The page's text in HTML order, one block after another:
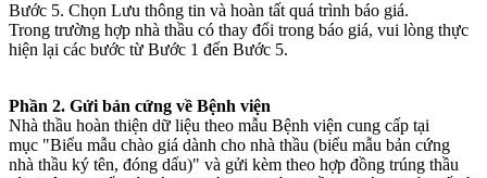
Bước 5. Chọn Lưu thông tin và hoàn tất quá trình báo giá.
Trong trường hợp nhà thầu có thay đổi trong báo giá, vui lòng thực
hiện lại các bước từ Bước 1 đến Bước 5.
Phần 2. Gửi bản cứng về Bệnh viện
Nhà thầu hoàn thiện dữ liệu theo mẫu Bệnh viện cung cấp tại
mục "Biểu mẫu chào giá dành cho nhà thầu (biểu mẫu bản cứng
nhà thầu ký tên, đóng dấu)" và gửi kèm theo hợp đồng trúng thầu